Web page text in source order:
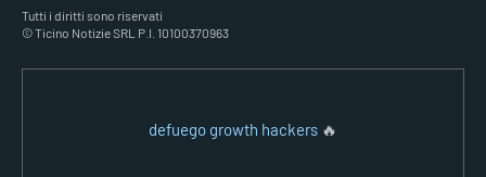
Tutti i diritti sono riservati
© Ticino Notizie SRL P.I. 10100370963
defuego growth hackers 🔥